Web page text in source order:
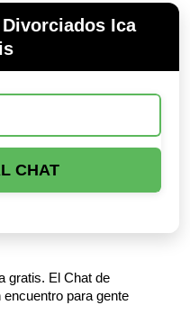
Ica
CHAT
gratis. El Chat de
para gente